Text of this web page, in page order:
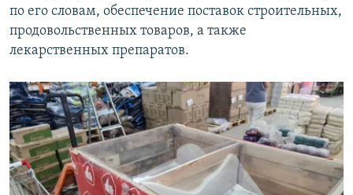
по его словам, обеспечение поставок строительных,
продовольственных товаров, а также
лекарственных препаратов.